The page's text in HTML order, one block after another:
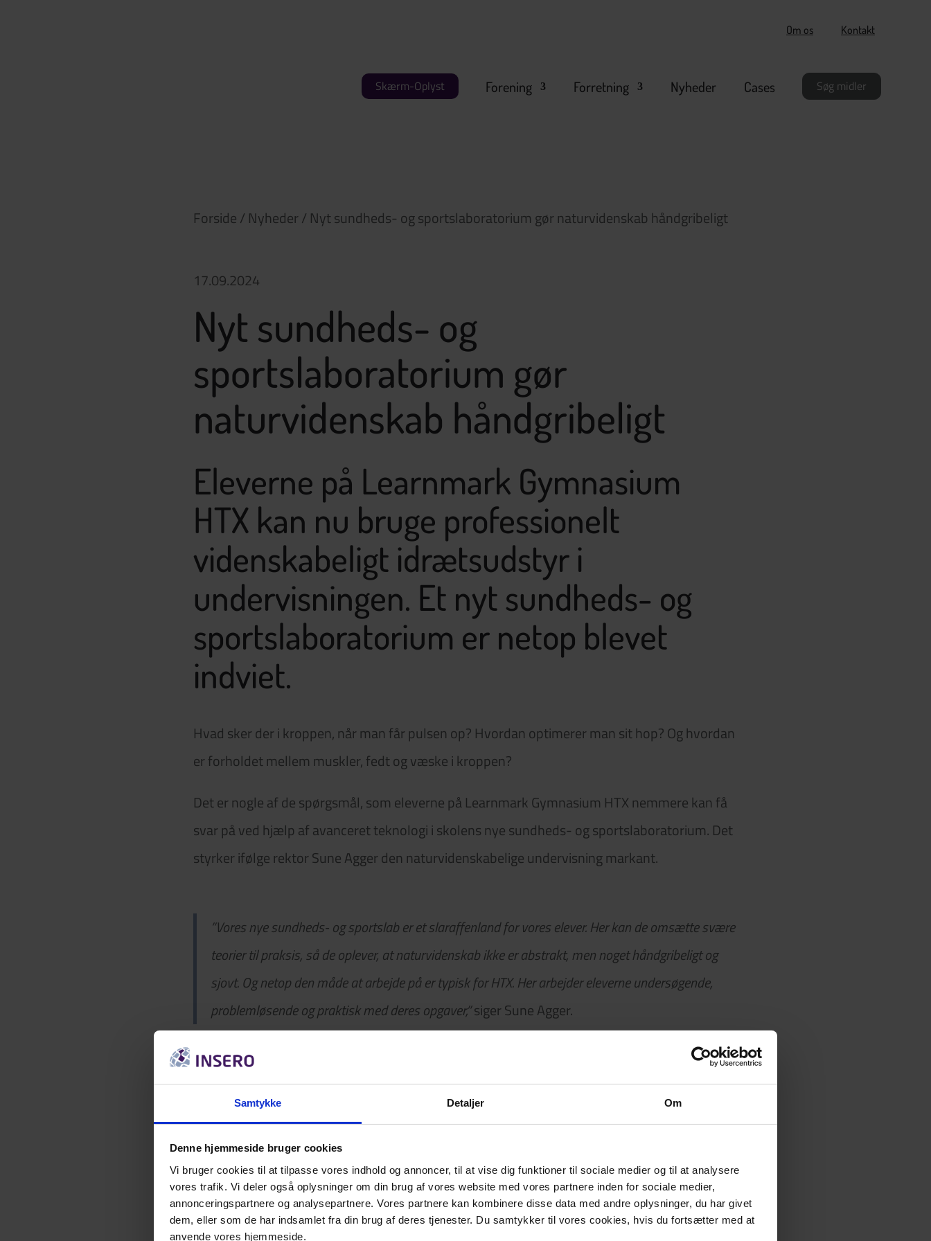
Samtykke Detaljer Om
Denne hjemmeside bruger cookies
Vi bruger cookies til at tilpasse vores indhold og annoncer, til at vise dig funktioner til sociale medier og til at analysere
vores trafik. Vi deler også oplysninger om din brug af vores website med vores partnere inden for sociale medier,
annonceringspartnere og analysepartnere. Vores partnere kan kombinere disse data med andre oplysninger, du har givet
dem, eller som de har indsamlet fra din brug af deres tjenester. Du samtykker til vores cookies, hvis du fortsætter med at
anvende vores hjemmeside.
Om os Kontakt
Skærm-Oplyst Forening Forretning Nyheder Cases Søg midler
Forside/ Nyheder/ Nyt sundheds- og sportslaboratorium gør naturvidenskab håndgribeligt
17.09.2024
Nyt sundheds- og
sportslaboratorium gør
naturvidenskab håndgribeligt
Eleverne på Learnmark Gymnasium
HTX kan nu bruge professionelt
videnskabeligt idrætsudstyr i
undervisningen. Et nyt sundheds- og
sportslaboratorium er netop blevet
indviet.
Hvad sker der i kroppen, når man får pulsen op? Hvordan optimerer man sit hop? Og hvordan
er forholdet mellem muskler, fedt og væske i kroppen?
Det er nogle af de spørgsmål, som eleverne på Learnmark Gymnasium HTX nemmere kan få
svar på ved hjælp af avanceret teknologi i skolens nye sundheds- og sportslaboratorium. Det
styrker ifølge rektor Sune Agger den naturvidenskabelige undervisning markant.
”Vores nye sundheds- og sportslab er et slaraffenland for vores elever. Her kan de omsætte svære
teorier til praksis, så de oplever, at naturvidenskab ikke er abstrakt, men noget håndgribeligt og
sjovt. Og netop den måde at arbejde på er typisk for HTX. Her arbejder eleverne undersøgende,
problemløsende og praktisk med deres opgaver,”siger Sune Agger.
Flere får glæde af sundheds- og sportslaboratoriet
Det er ikke kun gymnasieleverne med studieretningsfagene idræt og bioteknologi, der får
glæde af det videnskabelige udstyr. Det kan også bruges i fx fysik- og biologitimerne.
Derudover håber rektoren, at elever i talentidrætsklasserne på Langmarkskolen,
sportscollegeelever og efterskoleelever i lokalområdet kan gøre brug af sundheds- og
sportslaboratoriet.